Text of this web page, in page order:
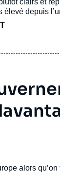
clairs et
élevé depuis
alors